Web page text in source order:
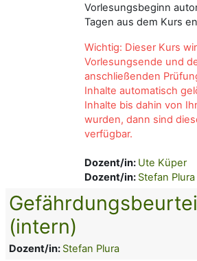
Vorlesungsbeginn
Tagen aus dem Kurs
Wichtig: Dieser Kurs
Vorlesungsende und
anschließenden
Inhalte automatisch
Inhalte bis dahin von
wurden, dann sind
verfügbar.
Dozent/in: Ute Küper
Dozent/in: Stefan Plura
(intern)
Dozent/in: Stefan Plura